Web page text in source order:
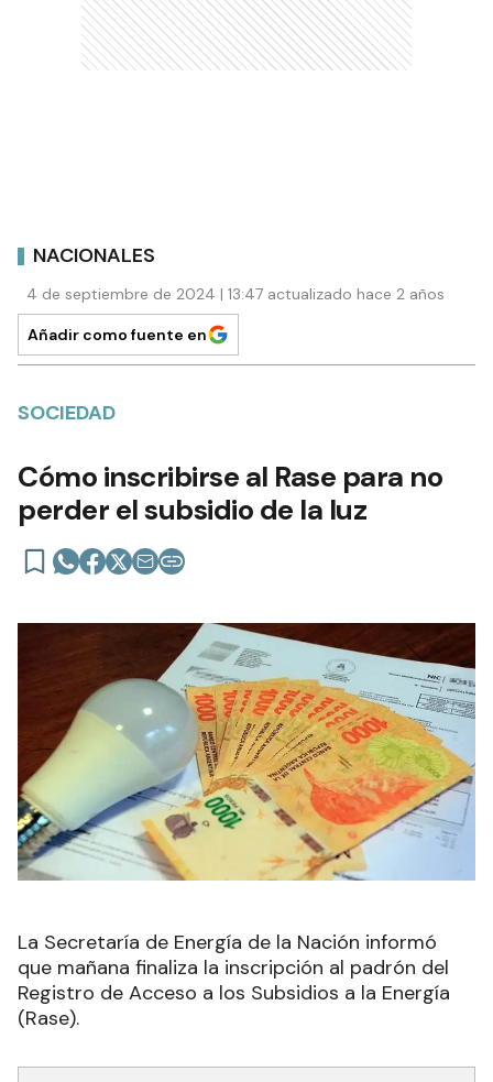
NACIONALES
4 de septiembre de 2024 | 13:47 actualizado hace 2 años
Añadir como fuente en
SOCIEDAD
Cómo inscribirse al Rase para no
perder el subsidio de la luz
La Secretaría de Energía de la Nación informó
que mañana finaliza la inscripción al padrón del
Registro de Acceso a los Subsidios a la Energía
(Rase).